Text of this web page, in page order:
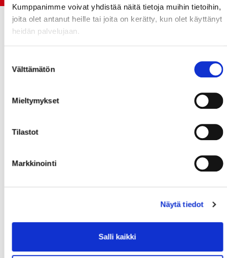
Kumppanimme voivat yhdistää näitä tietoja muihin tietoihin,
joita olet antanut heille tai joita on kerätty, kun olet käyttänyt
heidän palvelujaan.
valinta
Välttämätön
Mieltymykset
Tilastot
Markkinointi
Näytä tiedot
Salli kaikki